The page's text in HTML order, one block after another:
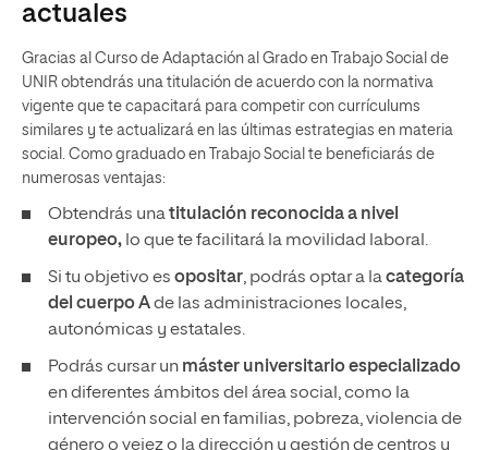
actuales
Gracias al Curso de Adaptación al Grado en Trabajo Social de
UNIR obtendrás una titulación de acuerdo con la normativa
vigente que te capacitará para competir con currículums
similares y te actualizará en las últimas estrategias en materia
social. Como graduado en Trabajo Social te beneficiarás de
numerosas ventajas:
Obtendrás unatitulación reconocida a nivel
europeo, lo que te facilitará la movilidad laboral.
Si tu objetivo es opositar, podrás optar a lacategoría
del cuerpo Ade las administraciones locales,
autonómicas y estatales.
Podrás cursar un máster universitario especializado
en diferentes ámbitos del área social, como la
intervención social en familias, pobreza, violencia de
género o vejez o la dirección y gestión de centros y